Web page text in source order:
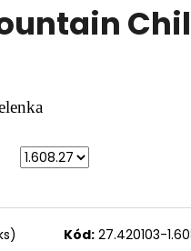
Kód: 27.420103-